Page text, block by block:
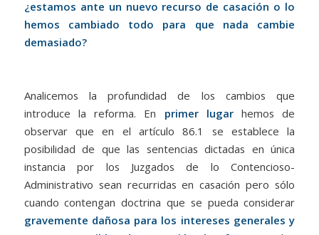
¿estamos ante un nuevo recurso de casación o lo
hemos cambiado todo para que nada cambie
demasiado?
Analicemos la profundidad de los cambios que
introduce la reforma. En primer lugarhemos de
observar que en el artículo 86.1 se establece la
posibilidad de que las sentencias dictadas en única
instancia por los Juzgados de lo Contencioso-
Administrativo sean recurridas en casación pero sólo
cuando contengan doctrina que se pueda considerar
gravemente dañosa para los intereses generales y